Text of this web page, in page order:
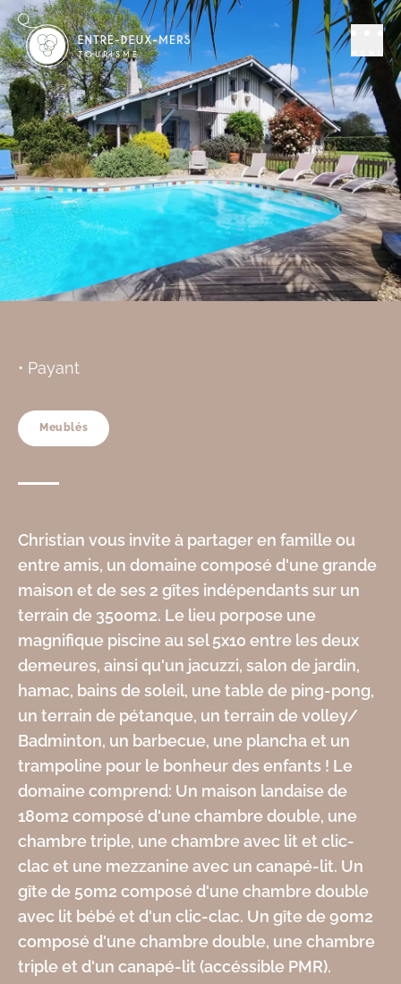
MENU
Les Gîtes Salix
PONDAURAT
Réserver Ajouter aux favoris
• Payant
Meublés
Christian vous invite à partager en famille ou
entre amis, un domaine composé d'une grande
maison et de ses 2 gîtes indépendants sur un
terrain de 3500m2. Le lieu porpose une
magnifique piscine au sel 5x10 entre les deux
demeures, ainsi qu'un jacuzzi, salon de jardin,
hamac, bains de soleil, une table de ping-pong,
un terrain de pétanque, un terrain de volley/
Badminton, un barbecue, une plancha et un
trampoline pour le bonheur des enfants ! Le
domaine comprend: Un maison landaise de
180m2 composé d'une chambre double, une
chambre triple, une chambre avec lit et clic-
clac et une mezzanine avec un canapé-lit. Un
gîte de 50m2 composé d'une chambre double
avec lit bébé et d'un clic-clac. Un gîte de 90m2
composé d'une chambre double, une chambre
triple et d'un canapé-lit (accéssible PMR).